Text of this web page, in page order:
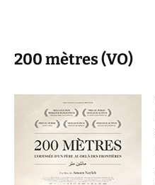
200 mètres (VO)